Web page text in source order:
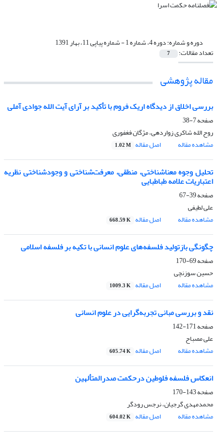
دوره و شماره:دوره 4، شماره 1 - شماره پیاپی 11، بهار 1391
تعداد مقالات: 7
مقاله پژوهشی
بررسی اخلاق از دیدگاه اریک فروم با تأکید بر آرای آیت الله جوادی آملی
صفحه7-38
روح الله شاکری زواردهی، مژگان فغفوری
مشاهده مقاله
اصل مقاله 1.02 M
تحلیل وجوه معناشناختی، منطقی، معرفت‌شناختی و وجود‌شناختی نظریه‌
اعتباریات علامه‌ طباطبایی
صفحه39-67
علی لطیفی
مشاهده مقاله
اصل مقاله 668.59 K
چگونگی بازتولید فلسفه‌های علوم انسانی با تکیه بر فلسفه اسلامی
صفحه69-170
حسین سوزنچی
مشاهده مقاله
اصل مقاله 1009.3 K
نقد و بررسی مبانی تجربه‌گرایی در علوم انسانی
صفحه171-142
علی مصباح
مشاهده مقاله
اصل مقاله 605.74 K
انعکاس فلسفه فلوطین درحکمت صدرالمتألهین
صفحه143-170
محمدمهدی گرجیان، نرجس رودگر
مشاهده مقاله
اصل مقاله 604.02 K